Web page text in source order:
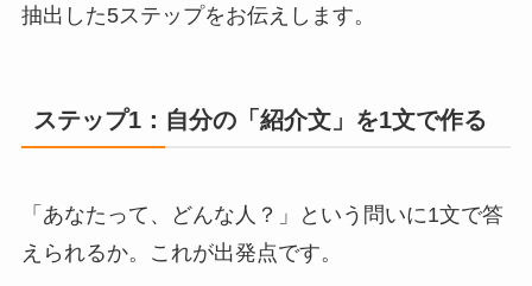
抽出した5ステップをお伝えします。
ステップ1：自分の「紹介文」を1文で作る
「あなたって、どんな人？」という問いに1文で答
えられるか。これが出発点です。